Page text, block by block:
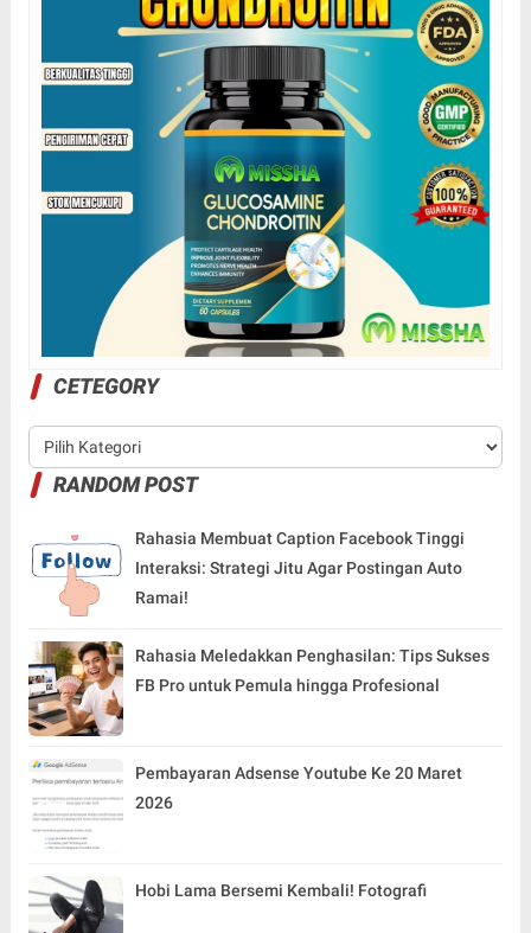
CETEGORY
RANDOM POST
Rahasia Membuat Caption Facebook Tinggi
Interaksi: Strategi Jitu Agar Postingan Auto
Ramai!
Rahasia Meledakkan Penghasilan: Tips Sukses
FB Pro untuk Pemula hingga Profesional
Pembayaran Adsense Youtube Ke 20 Maret
2026
Hobi Lama Bersemi Kembali! Fotografi